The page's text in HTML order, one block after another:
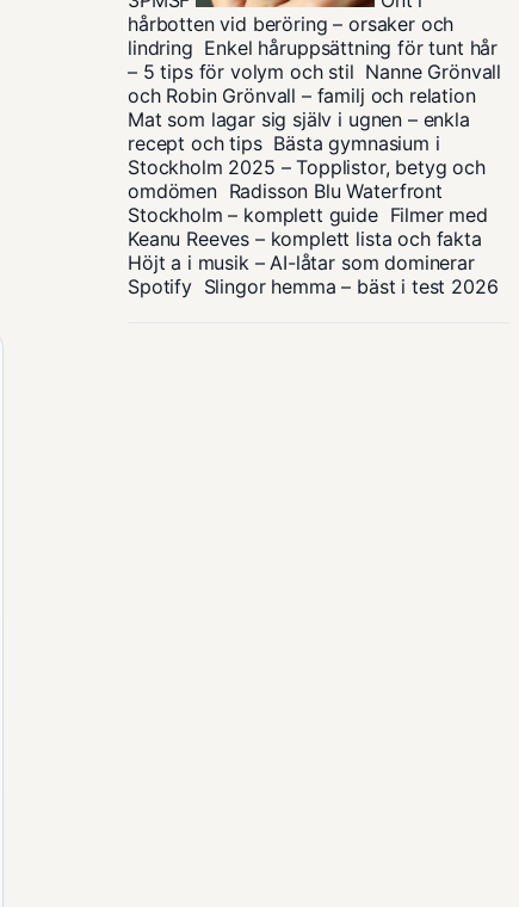
hårbotten vid beröring – orsaker och
lindring Enkel håruppsättning för tunt hår
– 5 tips för volym och stil Nanne Grönvall
och Robin Grönvall – familj och relation
Mat som lagar sig själv i ugnen – enkla
recept och tips Bästa gymnasium i
Stockholm 2025 – Topplistor, betyg och
omdömen Radisson Blu Waterfront
Stockholm – komplett guide Filmer med
Keanu Reeves – komplett lista och fakta
Höjt a i musik – AI-låtar som dominerar
Spotify Slingor hemma – bäst i test 2026